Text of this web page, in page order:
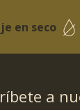
en seco
a